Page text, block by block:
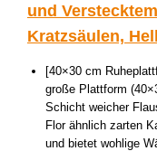
und
Kratzsäulen,
[40×30 cm
große Plattform
Schicht weicher
Flor ähnlich zarten
und bietet wohlige